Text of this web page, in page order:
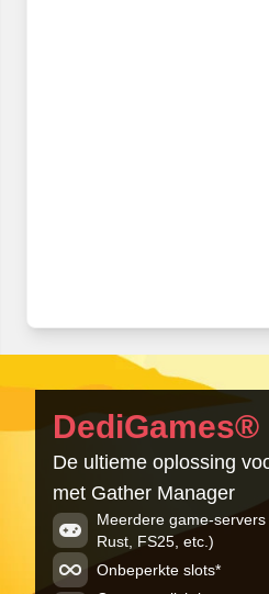
DediGames®
De ultieme oplossing
met Gather Manager
Meerdere game-
Rust, FS25, etc.)
Onbeperkte slots*